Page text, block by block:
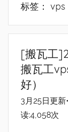
荐
标签： vps
[搬瓦工
搬瓦工
好）
3月25日更新•
读:4,058次